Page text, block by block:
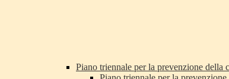
Piano triennale per la prevenzione della